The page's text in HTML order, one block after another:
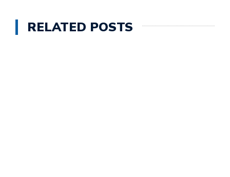
RELATED POSTS